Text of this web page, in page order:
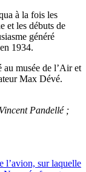
à la fois les
et les débuts de
généré
1934.
au musée de l’Air et
Max Dévé.
Pandellé ;